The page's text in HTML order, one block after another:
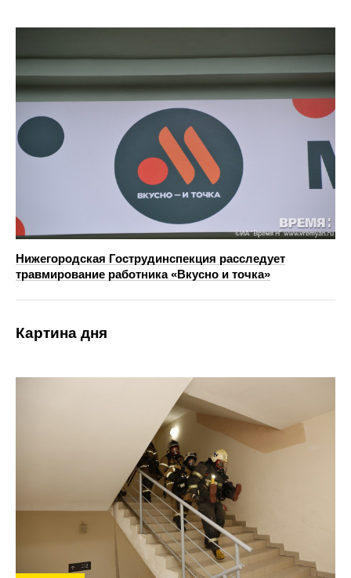
Нижегородская Гострудинспекция расследует
травмирование работника «Вкусно и точка»
Картина дня